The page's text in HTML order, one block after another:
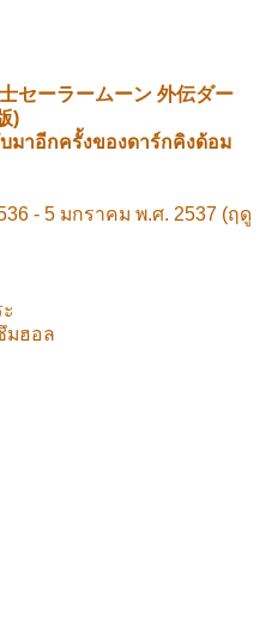
セーラームーン 外伝ダー
)
มาอีกครั้งของดาร์กคิงด้อม
- 5 มกราคม พ.ศ. 2537 (ฤดู
มฮอล